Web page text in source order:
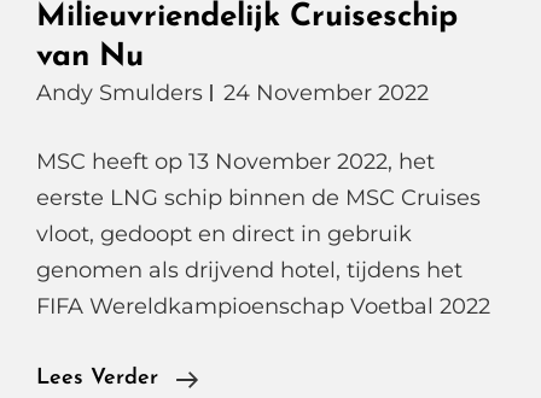
Milieuvriendelijk Cruiseschip
van Nu
Andy Smulders 24 November 2022
MSC heeft op 13 November 2022, het
eerste LNG schip binnen de MSC Cruises
vloot, gedoopt en direct in gebruik
genomen als drijvend hotel, tijdens het
FIFA Wereldkampioenschap Voetbal 2022
Lees Verder
MSC